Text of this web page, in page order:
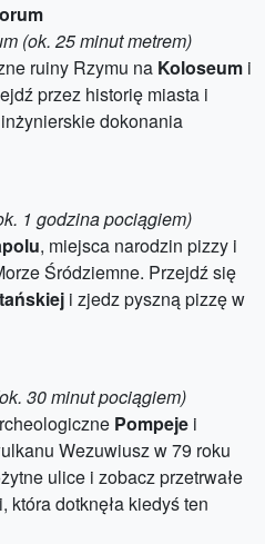
(ok. 25 minut metrem)
ruiny Rzymu na Koloseum i
przez historię miasta i
dokonania
1 godzina pociągiem)
, miejsca narodzin pizzy i
Śródziemne. Przejdź się
i zjedz pyszną pizzę w
30 minut pociągiem)
Pompeje i
Wezuwiusz w 79 roku
ulice i zobacz przetrwałe
która dotknęła kiedyś ten